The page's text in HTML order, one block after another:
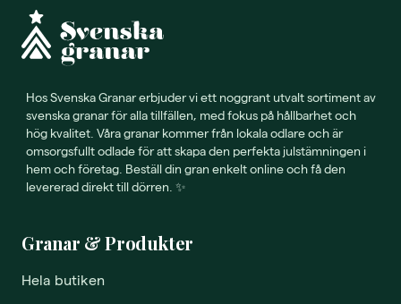
Hos Svenska Granar erbjuder vi ett noggrant utvalt sortiment av
svenska granar för alla tillfällen, med fokus på hållbarhet och
hög kvalitet. Våra granar kommer från lokala odlare och är
omsorgsfullt odlade för att skapa den perfekta julstämningen i
hem och företag. Beställ din gran enkelt online och få den
levererad direkt till dörren. ✨
Granar & Produkter
Hela butiken